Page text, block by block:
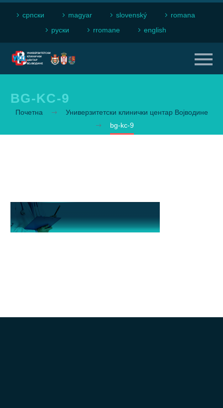
српски magyar slovenský
romana
рyски
rromane english
BG-KC-9
Почетна
Универзитетски клинички центар Војводине
bg-kc-9